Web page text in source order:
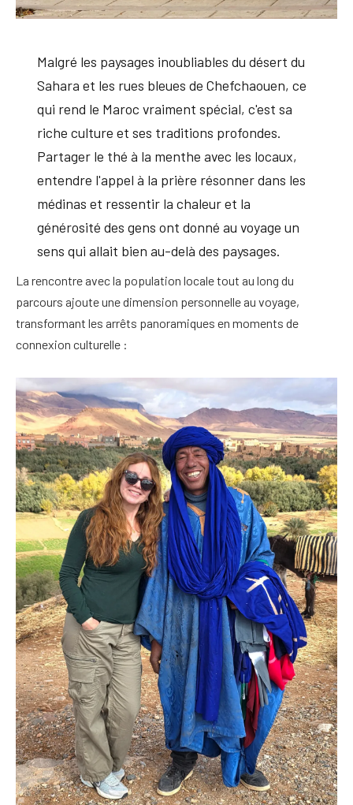
Malgré les paysages inoubliables du désert du
Sahara et les rues bleues de Chefchaouen, ce
qui rend le Maroc vraiment spécial, c'est sa
riche culture et ses traditions profondes.
Partager le thé à la menthe avec les locaux,
entendre l'appel à la prière résonner dans les
médinas et ressentir la chaleur et la
générosité des gens ont donné au voyage un
sens qui allait bien au-delà des paysages.
La rencontre avec la population locale tout au long du
parcours ajoute une dimension personnelle au voyage,
transformant les arrêts panoramiques en moments de
connexion culturelle :